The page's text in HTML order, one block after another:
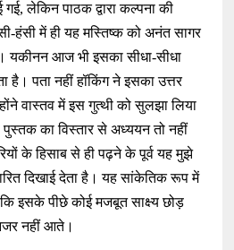
लेकिन पाठक द्वारा कल्पना की
हंसी में ही यह मस्तिष्क को अनंत सागर
यकीनन आज भी इसका सीधा-सीधा
है। पता नहीं हॉकिंग ने इसका उत्तर
वास्तव में इस गुत्थी को सुलझा लिया
का विस्तार से अध्ययन तो नहीं
के हिसाब से ही पढ़ने के पूर्व यह मुझे
दिखाई देता है। यह सांकेतिक रूप में
इसके पीछे कोई मजबूत साक्ष्य छोड़
नहीं आते।